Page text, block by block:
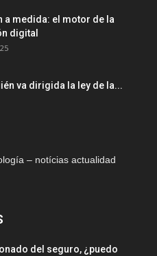
a medida: el motor de la
digital
va dirigida la ley de la...
– notícias actualidad
del seguro, ¿puedo